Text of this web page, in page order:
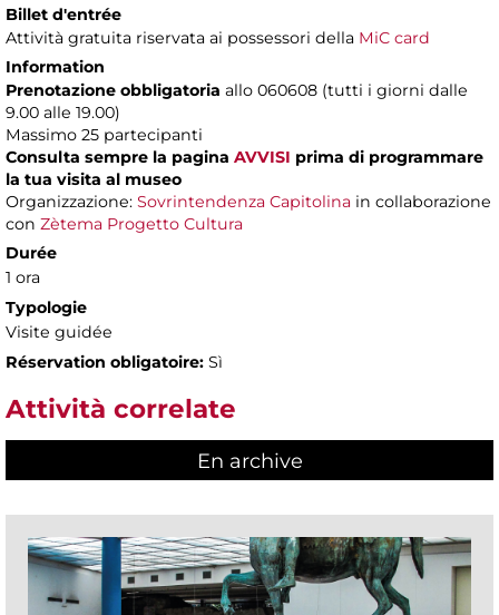
Billet d'entrée
Attività gratuita riservata ai possessori della MiC card
Information
Prenotazione obbligatoria allo 060608 (tutti i giorni dalle
9.00 alle 19.00)
Massimo 25 partecipanti
Consulta sempre la pagina AVVISI prima di programmare
la tua visita al museo
Organizzazione: Sovrintendenza Capitolina in collaborazione
con Zètema Progetto Cultura
Durée
1 ora
Typologie
Visite guidée
Réservation obligatoire: Sì
Attività correlate
En archive